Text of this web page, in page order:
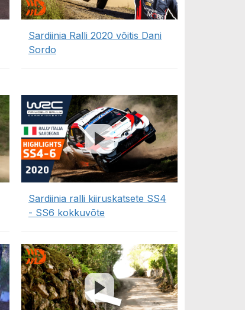
Sardiinia Ralli 2020 võitis Dani
Sordo
Sardiinia ralli kiiruskatsete SS4
- SS6 kokkuvõte